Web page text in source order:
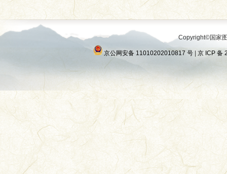
Copyright©国家
京公网安备 11010202010817 号 京 ICP 备